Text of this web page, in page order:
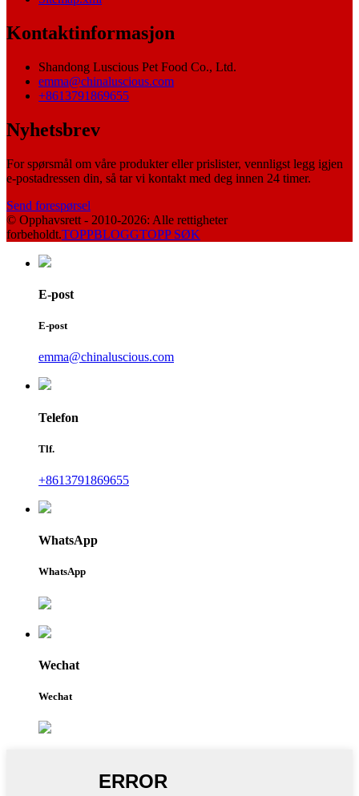
Kontaktinformasjon
Shandong Luscious Pet Food Co., Ltd.
emma@chinaluscious.com
+8613791869655
Nyhetsbrev
For spørsmål om våre produkter eller prislister, vennligst legg igjen
e-postadressen din, så tar vi kontakt med deg innen 24 timer.
Send forespørsel
© Opphavsrett - 2010-2026: Alle rettigheter
forbeholdt.TOPPBLOGGTOPP SØK
E-post
E-post
emma@chinaluscious.com
Telefon
Tlf.
+8613791869655
WhatsApp
WhatsApp
Wechat
Wechat